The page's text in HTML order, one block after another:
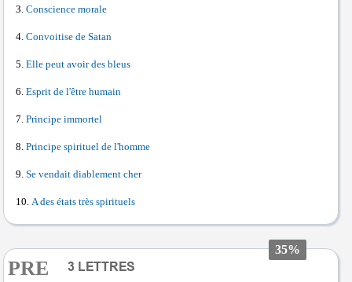
Conscience morale
Convoitise de Satan
Elle peut avoir des bleus
Esprit de l'être humain
Principe immortel
Principe spirituel de l'homme
Se vendait diablement cher
A des états très spirituels
35%
PRE